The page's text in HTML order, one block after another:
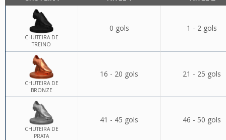
CHUTEIRA DE
TREINO
0 gols 1 - 2 gols
CHUTEIRA DE
BRONZE
16 - 20 gols 21 - 25 gols
CHUTEIRA DE
PRATA
41 - 45 gols 46 - 50 gols